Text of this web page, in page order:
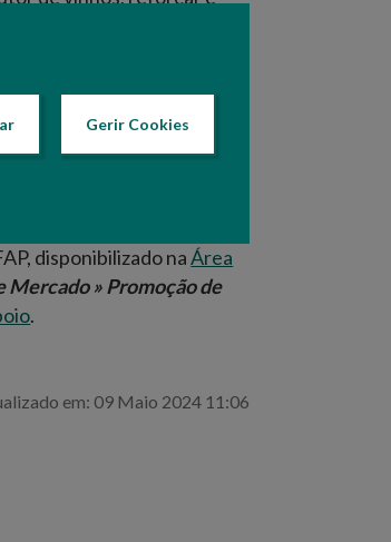
Gerir Cookies
e notoriedade
diferenciador.
disponibilizado naÁrea
Mercado » Promoção de
.
em: 09 Maio 2024 11:06